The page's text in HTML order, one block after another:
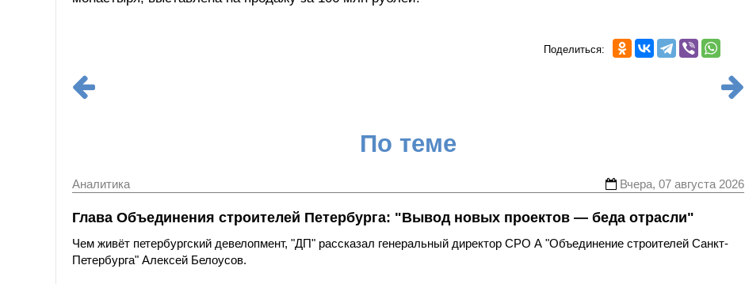
Поделиться:
По теме
Аналитика Вчера, 07 августа 2026
Глава Объединения строителей Петербурга: "Вывод новых проектов — беда отрасли"
Чем живёт петербургский девелопмент, "ДП" рассказал генеральный директор СРО А "Объединение строителей Санкт-
Петербурга" Алексей Белоусов.